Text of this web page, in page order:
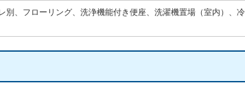
、フローリング、洗浄機能付き便座、洗濯機置場（室内）、